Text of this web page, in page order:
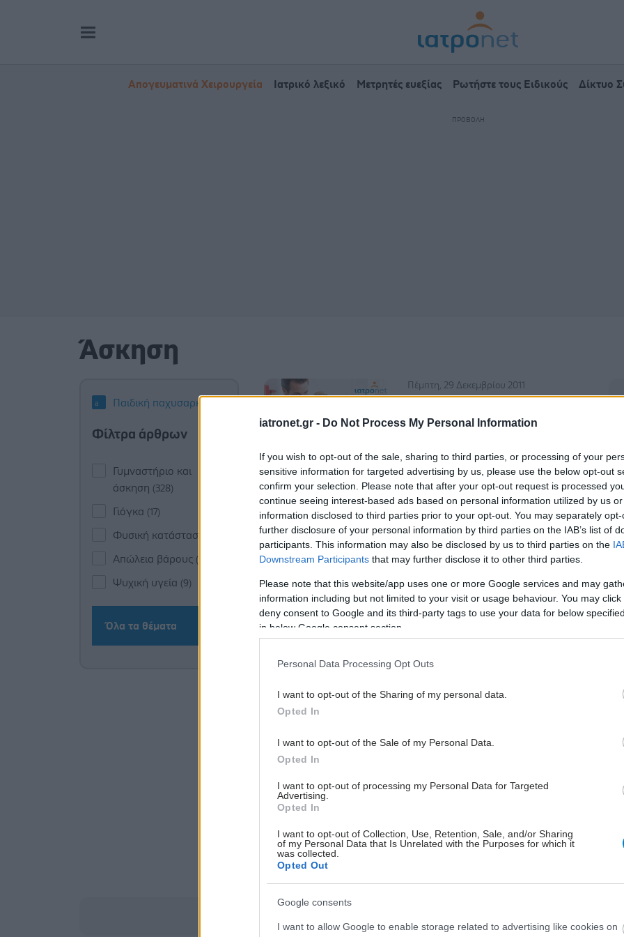
iatronet.gr - Do Not Process My Personal Information
If you wish to opt-out of the sale, sharing to third parties, or processing of your
sensitive information for targeted advertising by us, please use the below opt-out
confirm your selection. Please note that after your opt-out request is processed
continue seeing interest-based ads based on personal information utilized by us
information disclosed to third parties prior to your opt-out. You may separately
further disclosure of your personal information by third parties on the IAB’s list of
participants. This information may also be disclosed by us to third parties on the
Downstream Participants that may further disclose it to other third parties.
Please note that this website/app uses one or more Google services and may
information including but not limited to your visit or usage behaviour. You may
deny consent to Google and its third-party tags to use your data for below
in below Google consent section.
Personal Data Processing Opt Outs
I want to opt-out of the Sharing of my personal data.
Opted In
I want to opt-out of the Sale of my Personal Data.
Opted In
I want to opt-out of processing my Personal Data for Targeted
Advertising.
Opted In
I want to opt-out of Collection, Use, Retention, Sale, and/or Sharing
of my Personal Data that Is Unrelated with the Purposes for which it
was collected.
Opted Out
Google consents
I want to allow Google to enable storage related to advertising like cookies on
Απογευματινά Χειρουργεία Ιατρικό λεξικό Μετρητές ευεξίας Ρωτήστε τους Ειδικούς Δίκτυο
Άσκηση
Παιδική παχυσαρκία
Φίλτρα άρθρων
Γυμναστήριο και
άσκηση (328)
Γιόγκα (17)
Φυσική κατάσταση
Απώλεια βάρους (10)
Ψυχική υγεία (9)
Όλα τα θέματα
Πέμπτη, 29 Δεκεμβρίου 2011
Η συστηματική σωματική
παιδική παχυσαρκία αγγίζει τα όρια
της 'επιδημίας' και οι χρόνιες
ασθένειες εμφανίζονται από πολύ
μικρές ηλικίες, συμβάλλει όχι μόνο
στη διατήρηση ενός υγιούς
σωματικού βάρους, αλλά και σε
πολλές ακόμη πτυχές της σωματικής
και ψυχικής υγείας,
μπορεί να θέσει τα παιδιά σε κίνδυνο
επίπεδα της ‘κακής’ χοληστερόλης και